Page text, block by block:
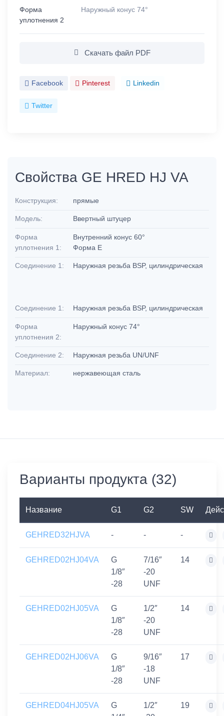
Форма
уплотнения 2
Наружный конус 74°
Скачать файл PDF
Facebook Pinterest Linkedin
Twitter
Свойства GE HRED HJ VA
Конструкция: прямые
Модель: Ввертный штуцер
Форма
уплотнения 1:
Внутренний конус 60°
Форма E
Соединение 1: Наружная резьба BSP, цилиндрическая
Соединение 1: Наружная резьба BSP, цилиндрическая
Форма
уплотнения 2:
Наружный конус 74°
Соединение 2: Наружная резьба UN/UNF
Материал: нержавеющая сталь
Варианты продукта (32)
Название G1 G2 SW
GEHRED32HJVA - - -
GEHRED02HJ04VA
G
1/8″
-28
7/16″
-20
UNF
14
GEHRED02HJ05VA
G
1/8″
-28
1/2″
-20
UNF
14
GEHRED02HJ06VA
G
1/8″
-28
9/16″
-18
UNF
17
GEHRED04HJ05VA
G
1/2″
19